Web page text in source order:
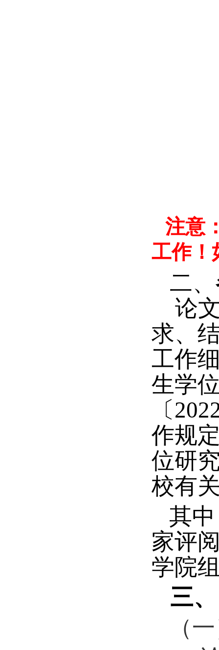
注意
工作！
二、
论
求、
工作
生学
〔
作规
位研
校有
其
家评
学院
三、
（